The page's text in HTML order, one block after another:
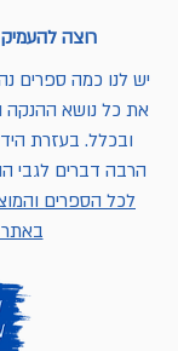
רוצה
יש לנו כמה ספרים
את כל נושא ההנקה
ובכלל. בעזרת
הרבה דברים לגבי
לכל הספרים
באתר